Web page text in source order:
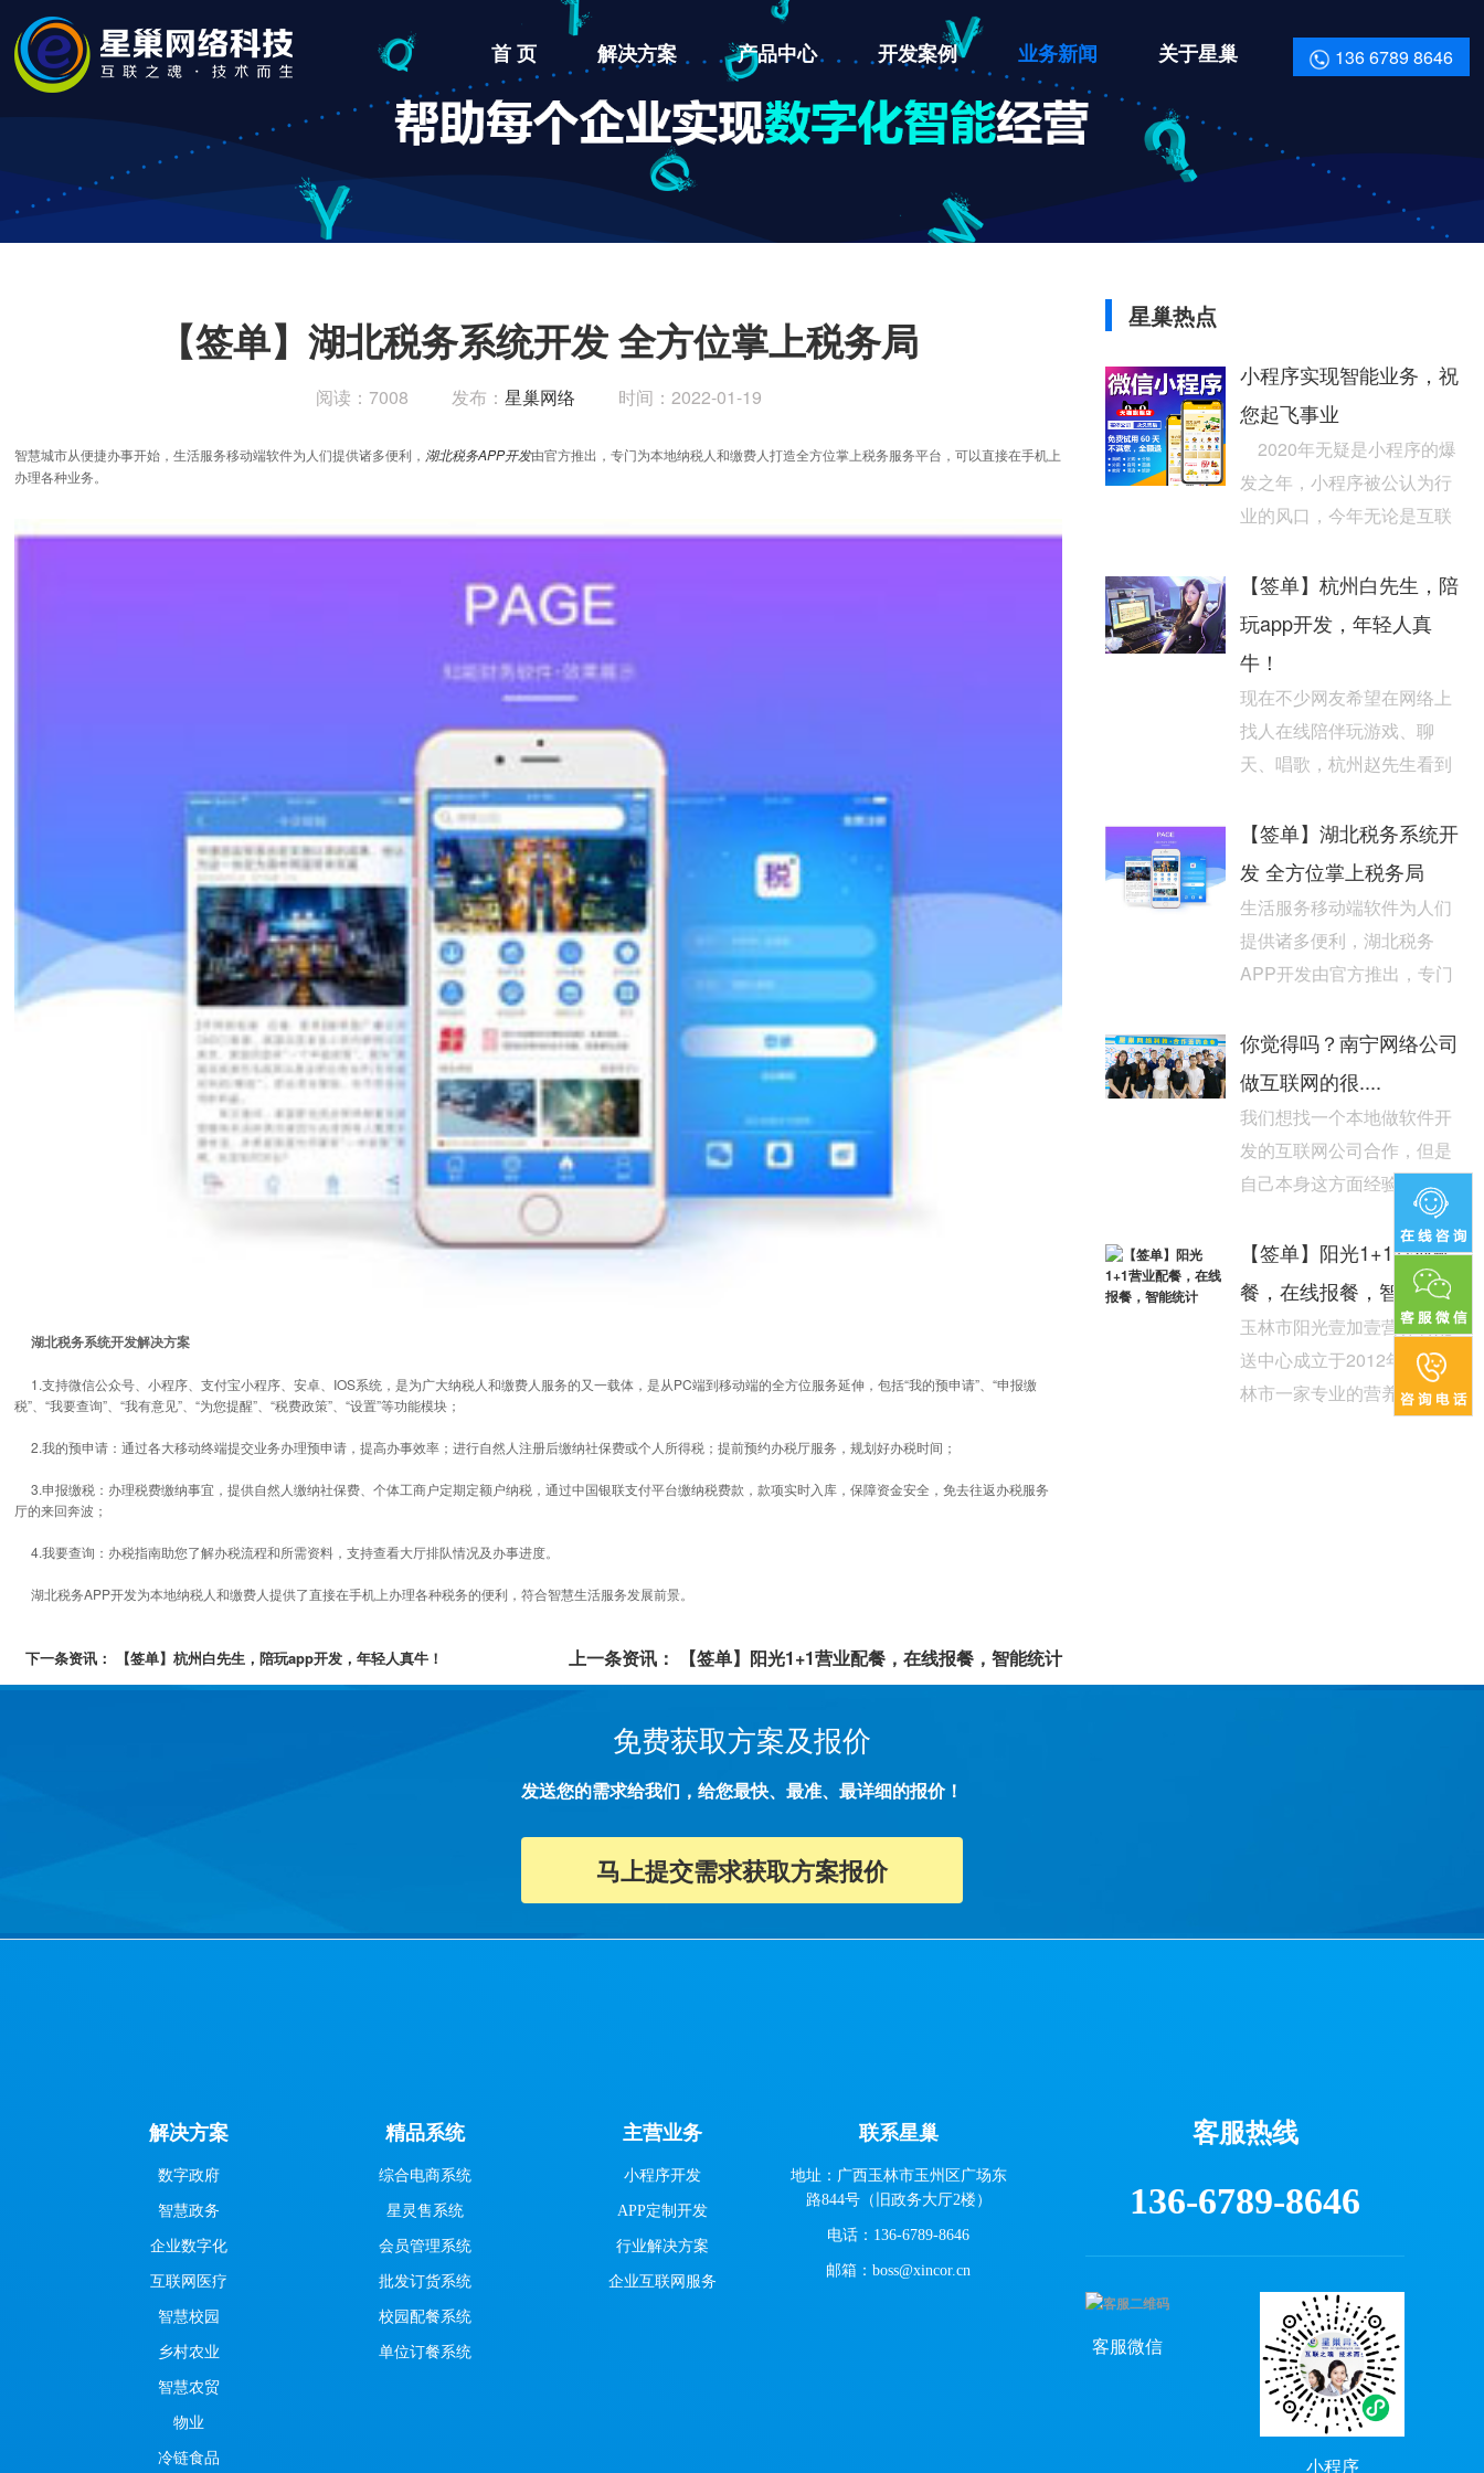
136 6789 8646
首 页 解决方案 产品中心 开发案例 业务新闻 关于星巢
【签单】湖北税务系统开发 全方位掌上税务局
阅读：7008 发布： 星巢网络 时间：2022-01-19
智慧城市从便捷办事开始，生活服务移动端软件为人们提供诸多便利， 湖北税务APP开发由官方推出，专门为本地纳税人和缴费人打造全方位掌上税务服务平台，可以直接在手机上
办理各种业务。
湖北税务系统开发解决方案
1.支持微信公众号、小程序、支付宝小程序、安卓、IOS系统，是为广大纳税人和缴费人服务的又一载体，是从PC端到移动端的全方位服务延伸，包括“我的预申请”、“申报缴
税”、“我要查询”、“我有意见”、“为您提醒”、“税费政策”、“设置”等功能模块；
2.我的预申请：通过各大移动终端提交业务办理预申请，提高办事效率；进行自然人注册后缴纳社保费或个人所得税；提前预约办税厅服务，规划好办税时间；
3.申报缴税：办理税费缴纳事宜，提供自然人缴纳社保费、个体工商户定期定额户纳税，通过中国银联支付平台缴纳税费款，款项实时入库，保障资金安全，免去往返办税服务
厅的来回奔波；
4.我要查询：办税指南助您了解办税流程和所需资料，支持查看大厅排队情况及办事进度。
湖北税务APP开发为本地纳税人和缴费人提供了直接在手机上办理各种税务的便利，符合智慧生活服务发展前景。
下一条资讯： 【签单】杭州白先生，陪玩app开发，年轻人真牛！ 上一条资讯： 【签单】阳光1+1营业配餐，在线报餐，智能统计
星巢热点
小程序实现智能业务，祝
您起飞事业
2020年无疑是小程序的爆
发之年，小程序被公认为行
业的风口，今年无论是互联
都在小程序中进行了布...
【签单】杭州白先生，陪
玩app开发，年轻人真
牛！
现在不少网友希望在网络上
找人在线陪伴玩游戏、聊
天、唱歌，杭州赵先生看到
希望通过广州酷蜂科技的...
【签单】湖北税务系统开
发 全方位掌上税务局
生活服务移动端软件为人们
提供诸多便利，湖北税务
APP开发由官方推出，专门
全方位掌上税务服务平台，...
你觉得吗？南宁网络公司
做互联网的很....
我们想找一个本地做软件开
发的互联网公司合作，但是
自己本身这方面经验不足，
听别人说这个行业里面水很
深，心里没底，不能知道该...
【签单】阳光1+1营业配
餐，在线报餐，智能统计
玉林市阳光壹加壹营养餐配
送中心成立于2012年，是玉
林市一家专业的营养快餐配
免费获取方案及报价
发送您的需求给我们，给您最快、最准、最详细的报价！
马上提交需求获取方案报价
解决方案
数字政府
智慧政务
企业数字化
互联网医疗
智慧校园
乡村农业
智慧农贸
物业
冷链食品
精品系统
综合电商系统
星灵售系统
会员管理系统
批发订货系统
校园配餐系统
单位订餐系统
主营业务
小程序开发
APP定制开发
行业解决方案
企业互联网服务
联系星巢
地址：广西玉林市玉州区广场东
路844号（旧政务大厅2楼）
电话：136-6789-8646
邮箱：boss@xincor.cn
客服热线
136-6789-8646
客服微信
小程序